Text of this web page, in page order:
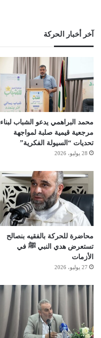
آخر أخبار الحركة
محمد البراهمي يدعو الشباب لبناء
مرجعية قيمية صلبة لمواجهة
تحديات “السيولة الفكرية”
28 يوليو، 2026
محاضرة للحركة بالفقيه بنصالح
تستعرض هدي النبي ﷺ في
الأزمات
27 يوليو، 2026